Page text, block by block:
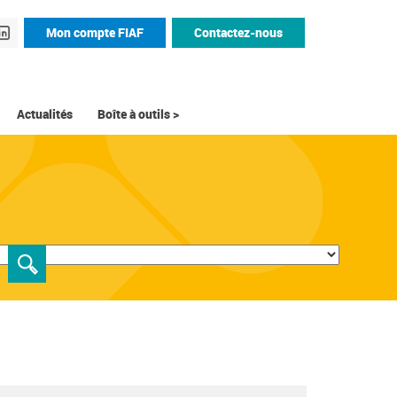
Mon compte FIAF Contactez-nous
Actualités Boîte à outils >